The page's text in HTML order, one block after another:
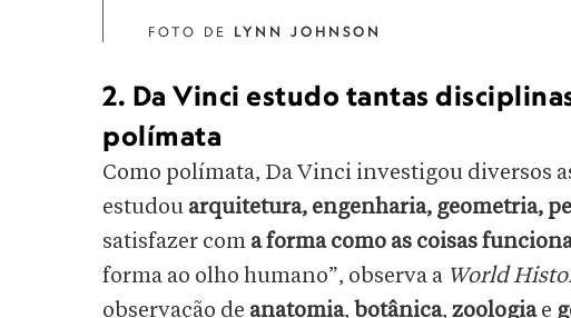
FOTO DE LYNN JOHNSON
2. Da Vinci estudo tantas
polímata
Como polímata, Da Vinci investigou diversos
estudou arquitetura, engenharia, geometria,
satisfazer com a forma como as coisas
forma ao olho humano”, observa a World
observação de anatomia, botânica, zoologiae